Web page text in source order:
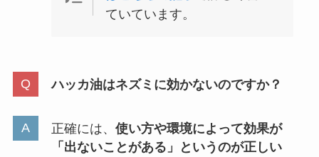
ていています。
ハッカ油はネズミに効かないのですか？
正確には、 使い方や環境によって効果が
「出ないことがある」というのが正しい